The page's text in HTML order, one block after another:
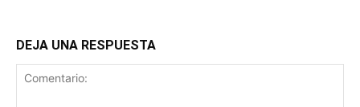
DEJA UNA RESPUESTA